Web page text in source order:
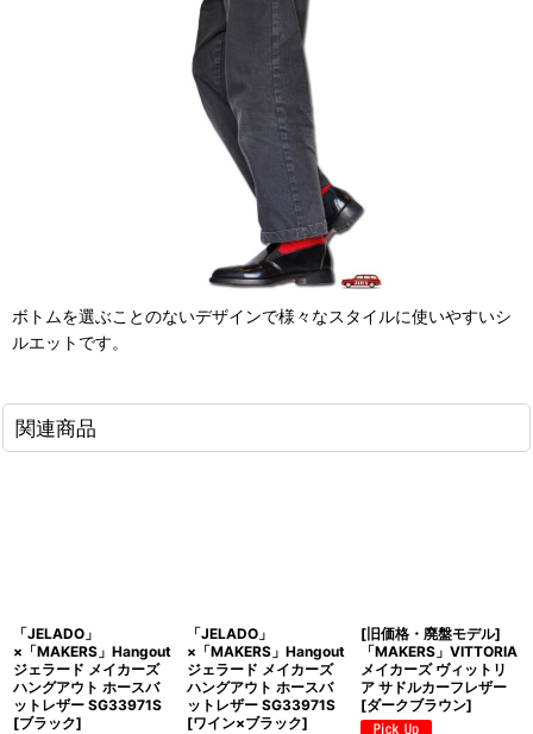
ボトムを選ぶことのないデザインで様々なスタイルに使いやすいシ
ルエットです。
関連商品
「JELADO」
×「MAKERS」Hangout
ジェラード メイカーズ
ハングアウト ホースバ
ットレザー SG33971S
[ブラック]
「JELADO」
×「MAKERS」Hangout
ジェラード メイカーズ
ハングアウト ホースバ
ットレザー SG33971S
[ワイン×ブラック]
[旧価格・廃盤モデル]
「MAKERS」VITTORIA
メイカーズ ヴィットリ
ア サドルカーフレザー
[ダークブラウン]